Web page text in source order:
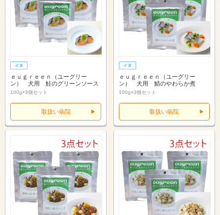
ｅｕｇｒｅｅｎ（ユーグリー
ン） 犬用 鮭のグリーンソース
100g×3個セット
取扱い病院
ｅｕｇｒｅｅｎ（ユーグリー
ン） 犬用 鯖のやわらか煮
100g×3個セット
取扱い病院